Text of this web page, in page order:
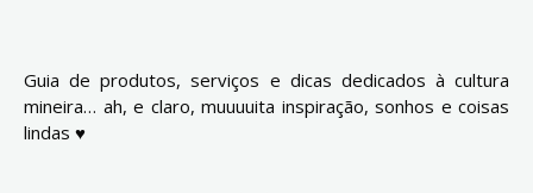
Guia de produtos, serviços e dicas dedicados à cultura
mineira… ah, e claro, muuuuita inspiração, sonhos e coisas
lindas ♥